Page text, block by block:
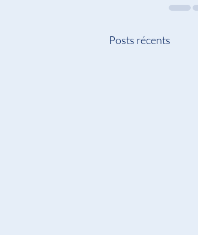
Posts récents